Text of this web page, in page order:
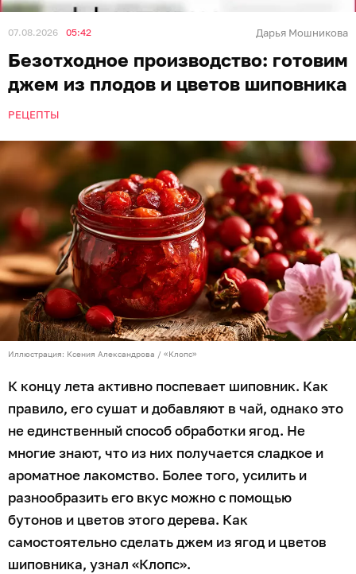
07.08.2026 05:42 Дарья Мошникова
Безотходное производство: готовим
джем из плодов и цветов шиповника
РЕЦЕПТЫ
Иллюстрация: Ксения Александрова / «Клопс»
К концу лета активно поспевает шиповник. Как
правило, его сушат и добавляют в чай, однако это
не единственный способ обработки ягод. Не
многие знают, что из них получается сладкое и
ароматное лакомство. Более того, усилить и
разнообразить его вкус можно с помощью
бутонов и цветов этого дерева. Как
самостоятельно сделать джем из ягод и цветов
шиповника, узнал «Клопс».